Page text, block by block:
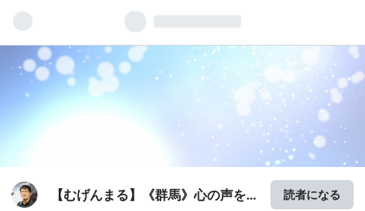
【むげんまる】《群馬》心の声を
読者になる